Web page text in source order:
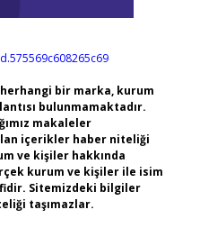
bir marka, kurum
bulunmamaktadır.
makaleler
içerikler haber niteliği
ve kişiler hakkında
kurum ve kişiler ile isim
Sitemizdeki bilgiler
taşımazlar.